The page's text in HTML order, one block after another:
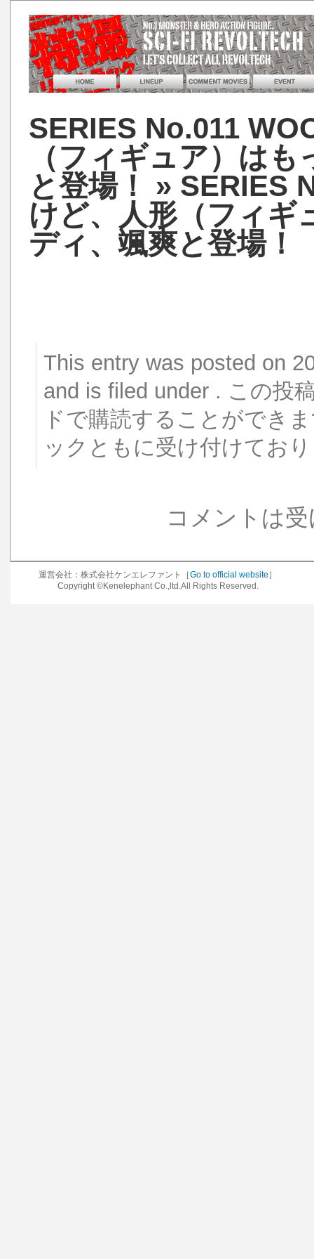
SERIES No.011
（フィギュア）は
と登場！
» SERIES
けど、人形（フィギ
ディ、颯爽と登場！
This entry was posted on
and is filed under . この投
ドで購読することができ
ックともに受け付けてお
コメントは
運営会社：株式会社ケンエレファント［Go to official website ］
Copyright ©Kenelephant Co.,ltd.All Rights Reserved.